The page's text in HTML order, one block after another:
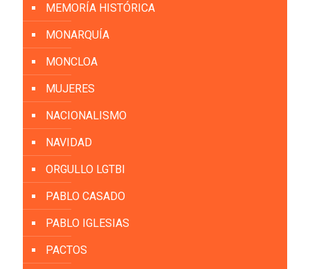
MEMORÍA HISTÓRICA
MONARQUÍA
MONCLOA
MUJERES
NACIONALISMO
NAVIDAD
ORGULLO LGTBI
PABLO CASADO
PABLO IGLESIAS
PACTOS